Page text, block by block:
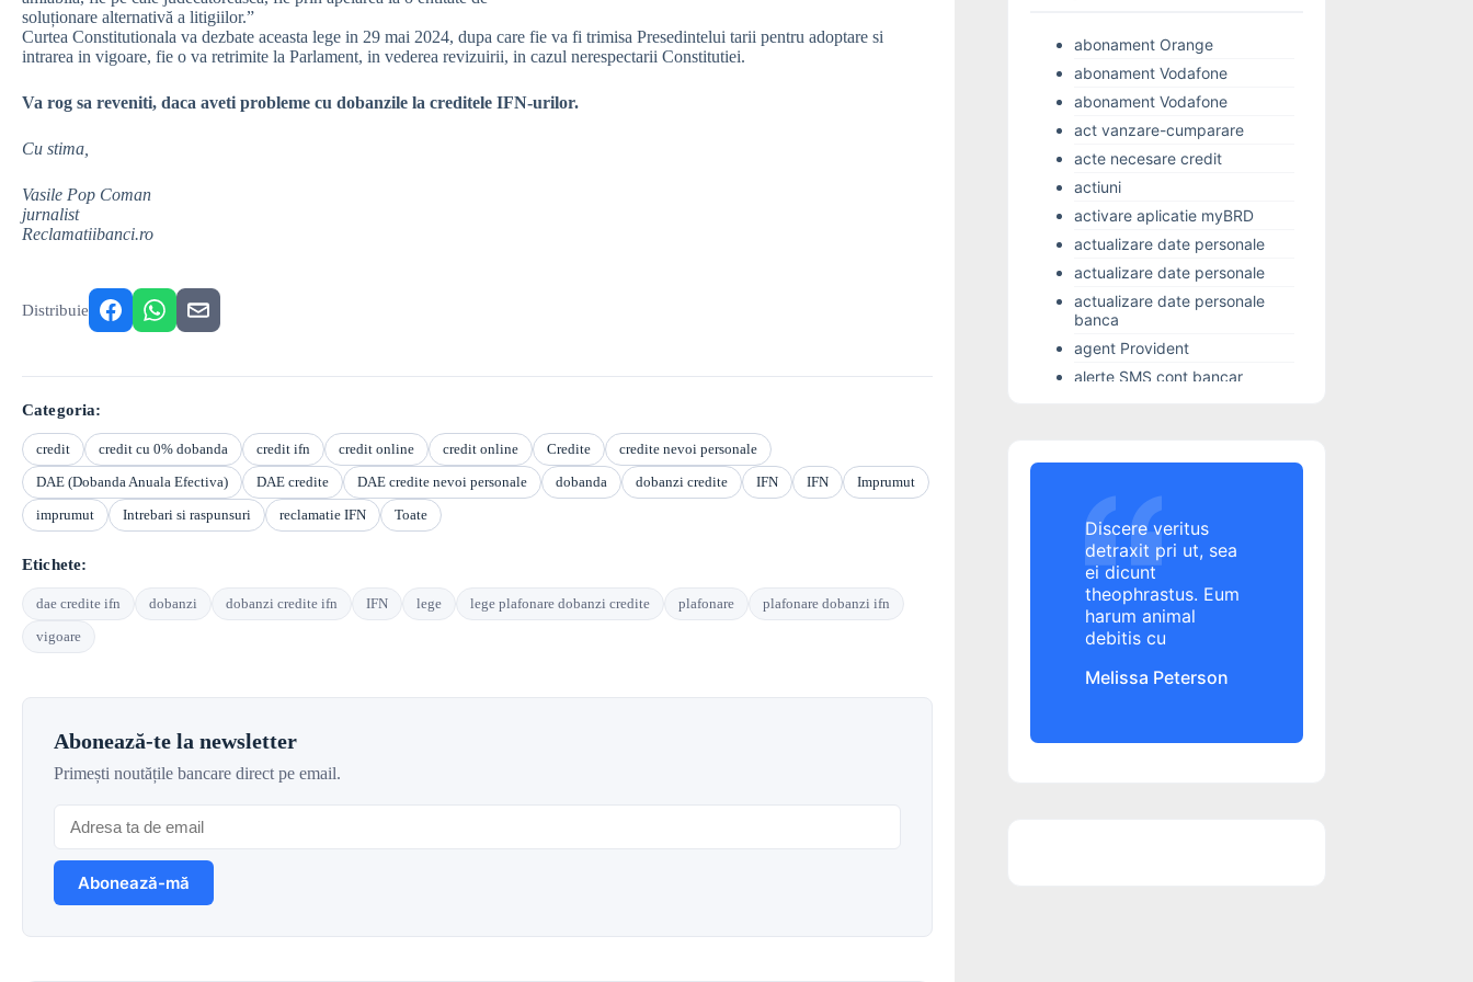
soluționare alternativă a litigiilor.”
Curtea Constitutionala va dezbate aceasta lege in 29 mai 2024, dupa care fie va fi trimisa Presedintelui tarii pentru adoptare si
intrarea in vigoare, fie o va retrimite la Parlament, in vederea revizuirii, in cazul nerespectarii Constitutiei.
Va rog sa reveniti, daca aveti probleme cu dobanzile la creditele IFN-urilor.
Cu stima,
Vasile Pop Coman
jurnalist
Reclamatiibanci.ro
Distribuie
Categoria:
credit credit cu 0% dobanda credit ifn credit online credit online Credite
credite nevoi personale
DAE (Dobanda Anuala Efectiva)
DAE credite DAE credite nevoi personale dobanda dobanzi credite IFN IFN
Imprumut
imprumut
Intrebari si raspunsuri reclamatie IFN Toate
Etichete:
dae credite ifn dobanzi dobanzi credite ifn IFN lege lege plafonare dobanzi credite plafonare
plafonare dobanzi ifn
vigoare
Abonează-te la newsletter
Primești noutățile bancare direct pe email.
abonament Orange
abonament Vodafone
abonament Vodafone
act vanzare-cumparare
acte necesare credit
actiuni
activare aplicatie myBRD
actualizare date personale
actualizare date personale
actualizare date personale
banca
agent Provident
alerte SMS cont bancar
alocatie copil
Alpha Bank
Altex
amanare rata credit
amanare rata credit
amanare rate credit
amenda
angajament de plata
Discere veritus
detraxit pri ut, sea
ei dicunt
theophrastus. Eum
harum animal
debitis cu
Melissa Peterson